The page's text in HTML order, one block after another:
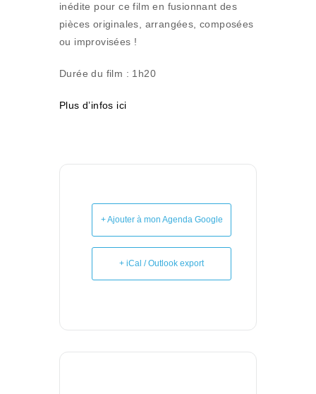
inédite pour ce film en fusionnant des
pièces originales, arrangées, composées
ou improvisées !
Durée du film : 1h20
Plus d’infos ici
+ Ajouter à mon Agenda Google
+ iCal / Outlook export